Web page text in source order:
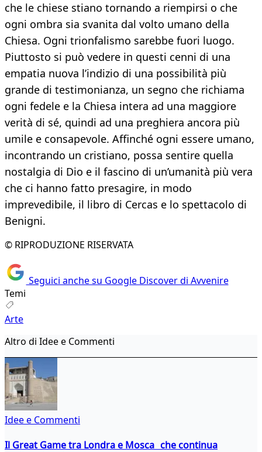
che le chiese stiano tornando a riempirsi o che
ogni ombra sia svanita dal volto umano della
Chiesa. Ogni trionfalismo sarebbe fuori luogo.
Piuttosto si può vedere in questi cenni di una
empatia nuova l’indizio di una possibilità più
grande di testimonianza, un segno che richiama
ogni fedele e la Chiesa intera ad una maggiore
verità di sé, quindi ad una preghiera ancora più
umile e consapevole. Affinché ogni essere umano,
incontrando un cristiano, possa sentire quella
nostalgia di Dio e il fascino di un’umanità più vera
che ci hanno fatto presagire, in modo
imprevedibile, il libro di Cercas e lo spettacolo di
Benigni.
© RIPRODUZIONE RISERVATA
Seguici anche su Google Discover di Avvenire
Temi
Arte
Altro di Idee e Commenti
Idee e Commenti
Il Great Game tra Londra e Mosca che continua